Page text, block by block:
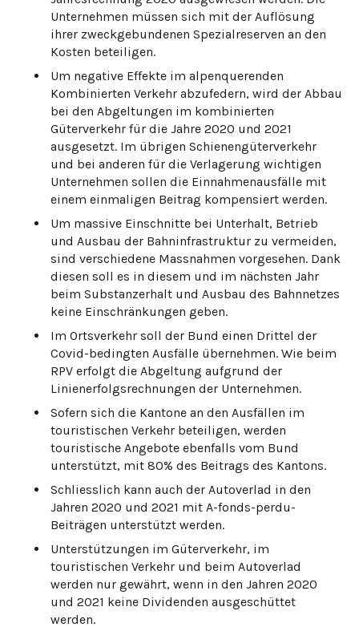
Unternehmen müssen sich mit der Auflösung
ihrer zweckgebundenen Spezialreserven an den
Kosten beteiligen.
Um negative Effekte im alpenquerenden
Kombinierten Verkehr abzufedern, wird der Abbau
bei den Abgeltungen im kombinierten
Güterverkehr für die Jahre 2020 und 2021
ausgesetzt. Im übrigen Schienengüterverkehr
und bei anderen für die Verlagerung wichtigen
Unternehmen sollen die Einnahmenausfälle mit
einem einmaligen Beitrag kompensiert werden.
Um massive Einschnitte bei Unterhalt, Betrieb
und Ausbau der Bahninfrastruktur zu vermeiden,
sind verschiedene Massnahmen vorgesehen. Dank
diesen soll es in diesem und im nächsten Jahr
beim Substanzerhalt und Ausbau des Bahnnetzes
keine Einschränkungen geben.
Im Ortsverkehr soll der Bund einen Drittel der
Covid-bedingten Ausfälle übernehmen. Wie beim
RPV erfolgt die Abgeltung aufgrund der
Linienerfolgsrechnungen der Unternehmen.
Sofern sich die Kantone an den Ausfällen im
touristischen Verkehr beteiligen, werden
touristische Angebote ebenfalls vom Bund
unterstützt, mit 80% des Beitrags des Kantons.
Schliesslich kann auch der Autoverlad in den
Jahren 2020 und 2021 mit A-fonds-perdu-
Beiträgen unterstützt werden.
Unterstützungen im Güterverkehr, im
touristischen Verkehr und beim Autoverlad
werden nur gewährt, wenn in den Jahren 2020
und 2021 keine Dividenden ausgeschüttet
werden.